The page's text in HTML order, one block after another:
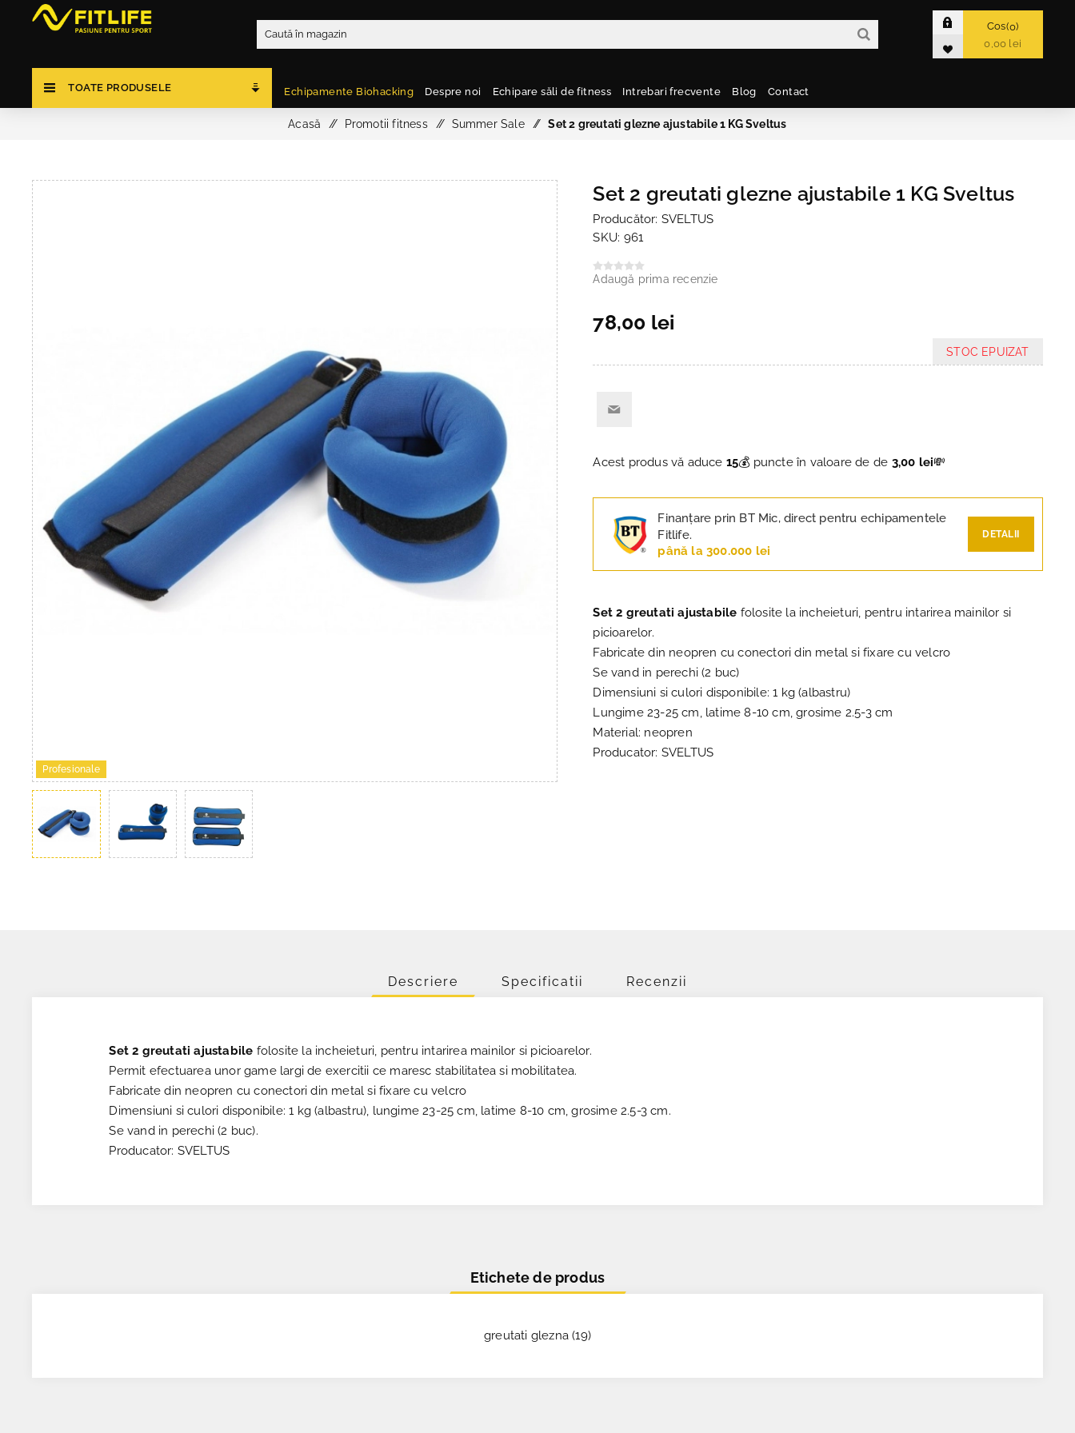
Cos 0
0,00 lei
TOATE PRODUSELE Echipamente Biohacking Despre noi Echipare săli de fitness Intrebari frecvente Blog Contact
Acasă / Promotii fitness / Summer Sale / Set 2 greutati glezne ajustabile 1 KG Sveltus
Profesionale
Set 2 greutati glezne ajustabile 1 KG Sveltus
Producător: SVELTUS
SKU: 961
Adaugă prima recenzie
78,00 lei
STOC EPUIZAT
Acest produs vă aduce 15💰 puncte în valoare de de 3,00 lei💸
Finanțare prin BT Mic, direct pentru echipamentele
Fitlife.
până la 300.000 lei
DETALII
Set 2 greutati ajustabile folosite la incheieturi, pentru intarirea mainilor si
picioarelor.
Fabricate din neopren cu conectori din metal si fixare cu velcro
Se vand in perechi (2 buc)
Dimensiuni si culori disponibile: 1 kg (albastru)
Lungime 23-25 cm, latime 8-10 cm, grosime 2.5-3 cm
Material: neopren
Producator: SVELTUS
Descriere Specificatii Recenzii
Set 2 greutati ajustabile folosite la incheieturi, pentru intarirea mainilor si picioarelor.
Permit efectuarea unor game largi de exercitii ce maresc stabilitatea si mobilitatea.
Fabricate din neopren cu conectori din metal si fixare cu velcro
Dimensiuni si culori disponibile: 1 kg (albastru), lungime 23-25 cm, latime 8-10 cm, grosime 2.5-3 cm.
Se vand in perechi (2 buc).
Producator: SVELTUS
Etichete de produs
greutati glezna (19)